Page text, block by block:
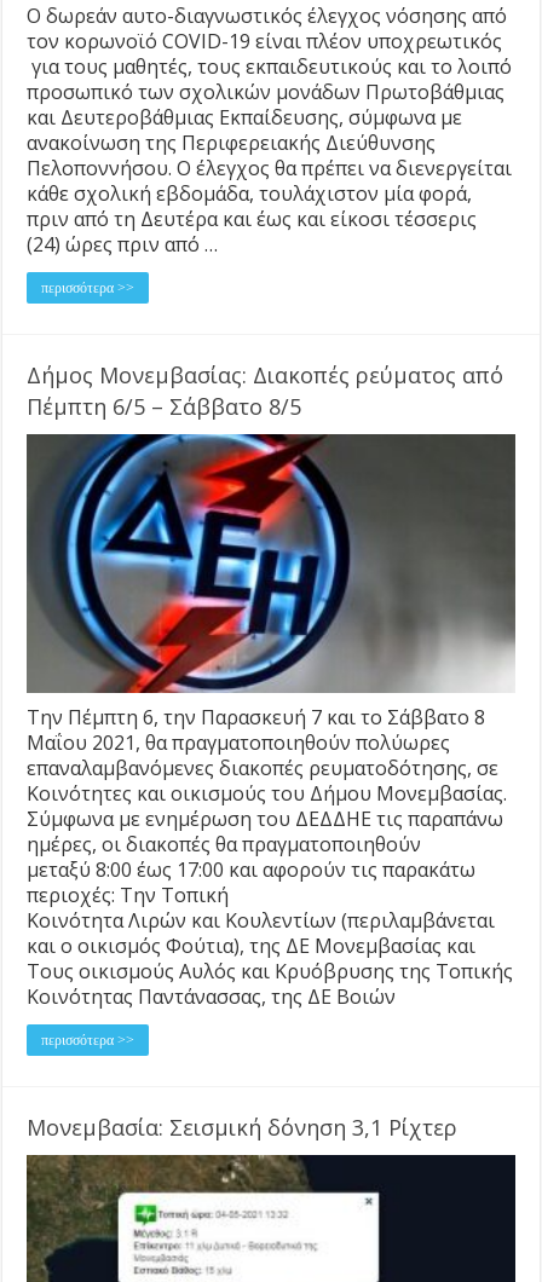
Ο δωρεάν αυτο-διαγνωστικός έλεγχος νόσησης από
τον κορωνοϊό COVID-19 είναι πλέον υποχρεωτικός
για τους μαθητές, τους εκπαιδευτικούς και το λοιπό
προσωπικό των σχολικών μονάδων Πρωτοβάθμιας
και Δευτεροβάθμιας Εκπαίδευσης, σύμφωνα με
ανακοίνωση της Περιφερειακής Διεύθυνσης
Πελοποννήσου. Ο έλεγχος θα πρέπει να διενεργείται
κάθε σχολική εβδομάδα, τουλάχιστον μία φορά,
πριν από τη Δευτέρα και έως και είκοσι τέσσερις
(24) ώρες πριν από …
περισσότερα >>
Δήμος Μονεμβασίας: Διακοπές ρεύματος από
Πέμπτη 6/5 – Σάββατο 8/5
Την Πέμπτη 6, την Παρασκευή 7 και το Σάββατο 8
Μαΐου 2021, θα πραγματοποιηθούν πολύωρες
επαναλαμβανόμενες διακοπές ρευματοδότησης, σε
Κοινότητες και οικισμούς του Δήμου Μονεμβασίας.
Σύμφωνα με ενημέρωση του ΔΕΔΔΗΕ τις παραπάνω
ημέρες, οι διακοπές θα πραγματοποιηθούν
μεταξύ 8:00 έως 17:00 και αφορούν τις παρακάτω
περιοχές: Την Τοπική
Κοινότητα Λιρών και Κουλεντίων (περιλαμβάνεται
και ο οικισμός Φούτια), της ΔΕ Μονεμβασίας και
Τους οικισμούς Αυλός και Κρυόβρυσης της Τοπικής
Κοινότητας Παντάνασσας, της ΔΕ Βοιών
περισσότερα >>
Μονεμβασία: Σεισμική δόνηση 3,1 Ρίχτερ